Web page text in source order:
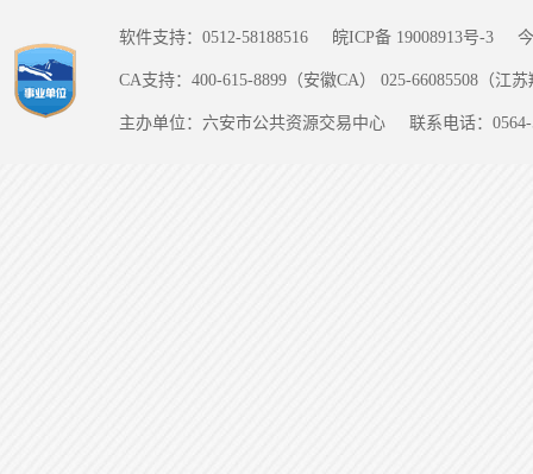
软件支持：0512-58188516 皖ICP备 19008913号-3
CA支持：400-615-8899（安徽CA） 025-66085508（江
主办单位：六安市公共资源交易中心 联系电话：0564-